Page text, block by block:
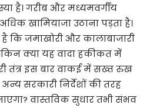
है। गरीब और मध्यमवर्गीय
खामियाजा उठाना पड़ता है।
कि जमाखोरी और कालाबाजारी
क्या यह वादा हकीकत में
तंत्र इस बार वाकई में सख्त रुख
सरकारी निर्देशों की तरह
वास्तविक सुधार तभी संभव